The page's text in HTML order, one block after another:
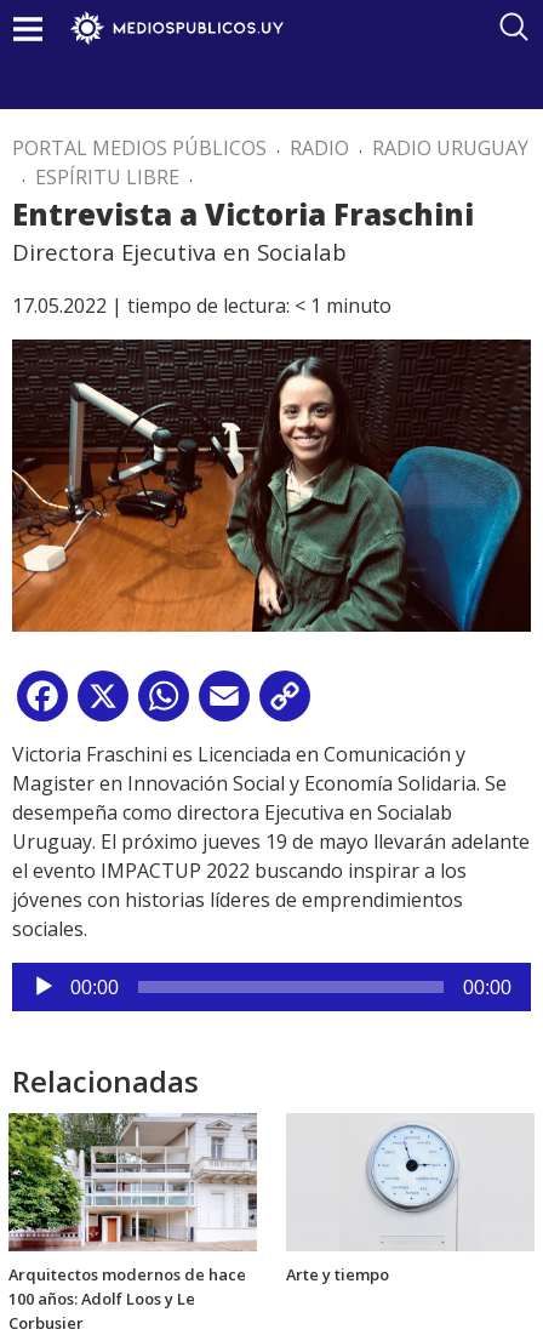
PORTAL MEDIOS PÚBLICOS . RADIO . RADIO URUGUAY
. ESPÍRITU LIBRE .
Entrevista a Victoria Fraschini
Directora Ejecutiva en Socialab
17.05.2022 | tiempo de lectura: < 1 minuto
Facebook
X WhatsApp
Email
Link
Victoria Fraschini es Licenciada en Comunicación y
Magister en Innovación Social y Economía Solidaria. Se
desempeña como directora Ejecutiva en Socialab
Uruguay. El próximo jueves 19 de mayo llevarán adelante
el evento IMPACTUP 2022 buscando inspirar a los
jóvenes con historias líderes de emprendimientos
sociales.
Reproductor
de
00:00 00:00
Relacionadas
Arquitectos modernos de hace
100 años: Adolf Loos y Le
Corbusier
Arte y tiempo